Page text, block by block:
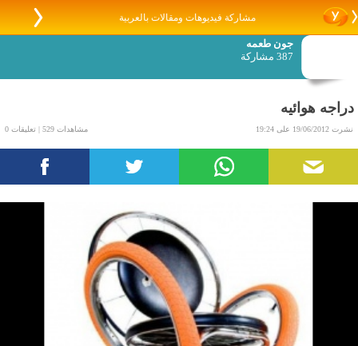
مشاركة فيديوهات ومقالات بالعربية
جون طعمه
387 مشاركة
دراجه هوائيه
نشرت 19/06/2012 على 19:24 مشاهدات 529 | تعليقات 0